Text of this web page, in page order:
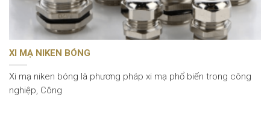
XI MẠ NIKEN BÓNG
Xi mạ niken bóng là phương pháp xi mạ phổ biến trong công
nghiệp, Công